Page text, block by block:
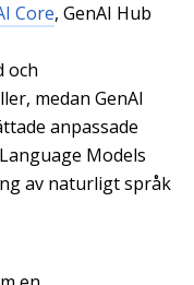
Core, GenAI Hub
och
medan GenAI
anpassade
Models
av naturligt språk